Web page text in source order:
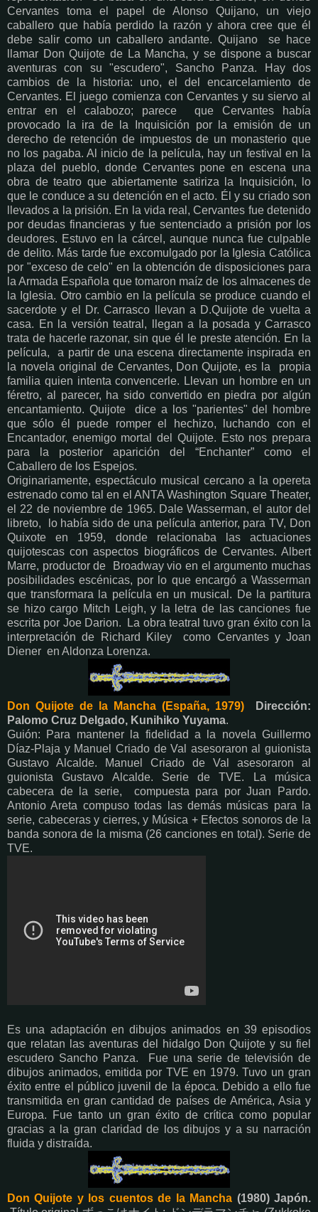
Cervantes toma el papel de Alonso Quijano, un viejo
caballero que había perdido la razón y ahora cree que él
debe salir como un caballero andante. Quijano se hace
llamar Don Quijote de La Mancha, y se dispone a buscar
aventuras con su "escudero", Sancho Panza. Hay dos
cambios de la historia: uno, el del encarcelamiento de
Cervantes. El juego comienza con Cervantes y su siervo al
entrar en el calabozo; parece que Cervantes había
provocado la ira de la Inquisición por la emisión de un
derecho de retención de impuestos de un monasterio que
no los pagaba. Al inicio de la película, hay un festival en la
plaza del pueblo, donde Cervantes pone en escena una
obra de teatro que abiertamente satiriza la Inquisición, lo
que le conduce a su detención en el acto. Él y su criado son
llevados a la prisión. En la vida real, Cervantes fue detenido
por deudas financieras y fue sentenciado a prisión por los
deudores. Estuvo en la cárcel, aunque nunca fue culpable
de delito. Más tarde fue excomulgado por la Iglesia Católica
por "exceso de celo" en la obtención de disposiciones para
la Armada Española que tomaron maíz de los almacenes de
la Iglesia. Otro cambio en la película se produce cuando el
sacerdote y el Dr. Carrasco llevan a D.Quijote de vuelta a
casa. En la versión teatral, llegan a la posada y Carrasco
trata de hacerle razonar, sin que él le preste atención. En la
película, a partir de una escena directamente inspirada en
la novela original de Cervantes, Don Quijote, es la propia
familia quien intenta convencerle. Llevan un hombre en un
féretro, al parecer, ha sido convertido en piedra por algún
encantamiento. Quijote dice a los "parientes" del hombre
que sólo él puede romper el hechizo, luchando con el
Encantador, enemigo mortal del Quijote. Esto nos prepara
para la posterior aparición del “Enchanter” como el
Caballero de los Espejos.
Originariamente, espectáculo musical cercano a la opereta
estrenado como tal en el ANTA Washington Square Theater,
el 22 de noviembre de 1965. Dale Wasserman, el autor del
libreto, lo había sido de una película anterior, para TV, Don
Quixote en 1959, donde relacionaba las actuaciones
quijotescas con aspectos biográficos de Cervantes. Albert
Marre, productor de Broadway vio en el argumento muchas
posibilidades escénicas, por lo que encargó a Wasserman
que transformara la película en un musical. De la partitura
se hizo cargo Mitch Leigh, y la letra de las canciones fue
escrita por Joe Darion. La obra teatral tuvo gran éxito con la
interpretación de Richard Kiley como Cervantes y Joan
Diener en Aldonza Lorenza.
Don Quijote de la Mancha (España, 1979)
Dirección:
Palomo Cruz Delgado, Kunihiko Yuyama.
Guión: Para mantener la fidelidad a la novela Guillermo
Díaz-Plaja y Manuel Criado de Val asesoraron al guionista
Gustavo Alcalde. Manuel Criado de Val asesoraron al
guionista Gustavo Alcalde. Serie de TVE. La música
cabecera de la serie, compuesta para por Juan Pardo.
Antonio Areta compuso todas las demás músicas para la
serie, cabeceras y cierres, y Música + Efectos sonoros de la
banda sonora de la misma (26 canciones en total). Serie de
TVE.
Es una adaptación en dibujos animados en 39 episodios
que relatan las aventuras del hidalgo Don Quijote y su fiel
escudero Sancho Panza. Fue una serie de televisión de
dibujos animados, emitida por TVE en 1979. Tuvo un gran
éxito entre el público juvenil de la época. Debido a ello fue
transmitida en gran cantidad de países de América, Asia y
Europa. Fue tanto un gran éxito de crítica como popular
gracias a la gran claridad de los dibujos y a su narración
fluida y distraída.
Don Quijote y los cuentos de la Mancha (1980) Japón.